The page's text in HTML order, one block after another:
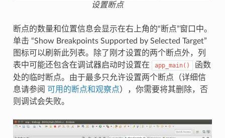
设置断点
断点的数量和位置信息会显示在右上角的“断点”窗口中。
单击 “Show Breakpoints Supported by Selected Target”
图标可以刷新此列表。除了刚才设置的两个断点外，列
表中可能还包含在调试器启动时设置在
app_main()
函数
处的临时断点。由于最多只允许设置两个断点（详细信
息请参阅 可用的断点和观察点 ），你需要将其删除，否
则调试会失败。